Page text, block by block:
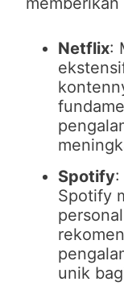
Netflix:
Spotify:
Spotify
unik